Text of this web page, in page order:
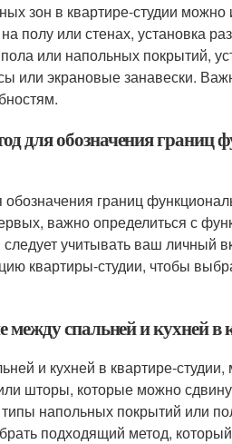
зон в квартире-студии
полу или стенах, установка
или напольных покрытий,
или экрановые занавески.
для обозначения границ
границ
важно определиться с
учитывать ваш личный
квартиры-студии, чтобы
спальней и кухней в
и кухней в квартире-
шторы, которые можно
напольных покрытий или
подходящий метод, который